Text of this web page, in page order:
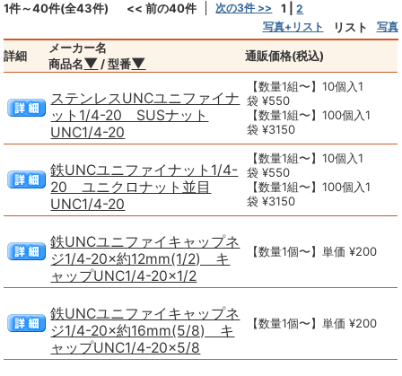
1件～40件(全43件) << 前の40件 次の3件 >> 1 |2
写真+リスト
リスト 写真
詳細
メーカー名
商品名▼ / 型番▼ 通販価格(税込)
ステンレスUNCユニファイナ
ット1/4-20 SUSナット
UNC1/4-20
【数量1組〜】10個入1
袋 ¥550
【数量1組〜】100個入1
袋 ¥3150
鉄UNCユニファイナット1/4-
20 ユニクロナット並目
UNC1/4-20
【数量1組〜】10個入1
袋 ¥550
【数量1組〜】100個入1
袋 ¥3150
鉄UNCユニファイキャップネ
ジ1/4-20×約12mm(1/2) キ
ャップUNC1/4-20×1/2
【数量1個〜】単価 ¥200
鉄UNCユニファイキャップネ
ジ1/4-20×約16mm(5/8) キ
ャップUNC1/4-20×5/8
【数量1個〜】単価 ¥200